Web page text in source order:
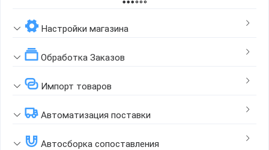
Настройки магазина
Обработка Заказов
Импорт товаров
Автоматизация поставки
Автосборка сопоставления